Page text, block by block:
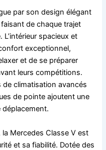
par son design élégant
de chaque trajet
spacieux et
exceptionnel,
et de se préparer
leurs compétitions.
de climatisation avancés
de pointe ajoutent une
Mercedes Classe V est
et sa fiabilité. Dotée des